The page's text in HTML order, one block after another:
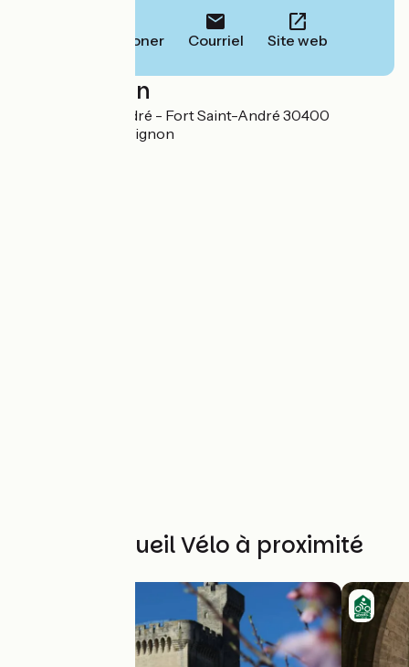
Téléphoner Courriel Site web
Localisation
Abbaye Saint-André - Fort Saint-André 30400
Villeneuve-lès-Avignon
Autres Accueil Vélo à proximité